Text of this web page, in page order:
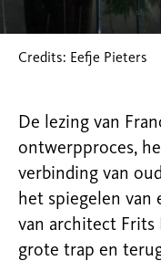
Credits: Eefje Pieters
De lezing van
ontwerpproces,
verbinding van
het spiegelen van
van architect Frits
grote trap en